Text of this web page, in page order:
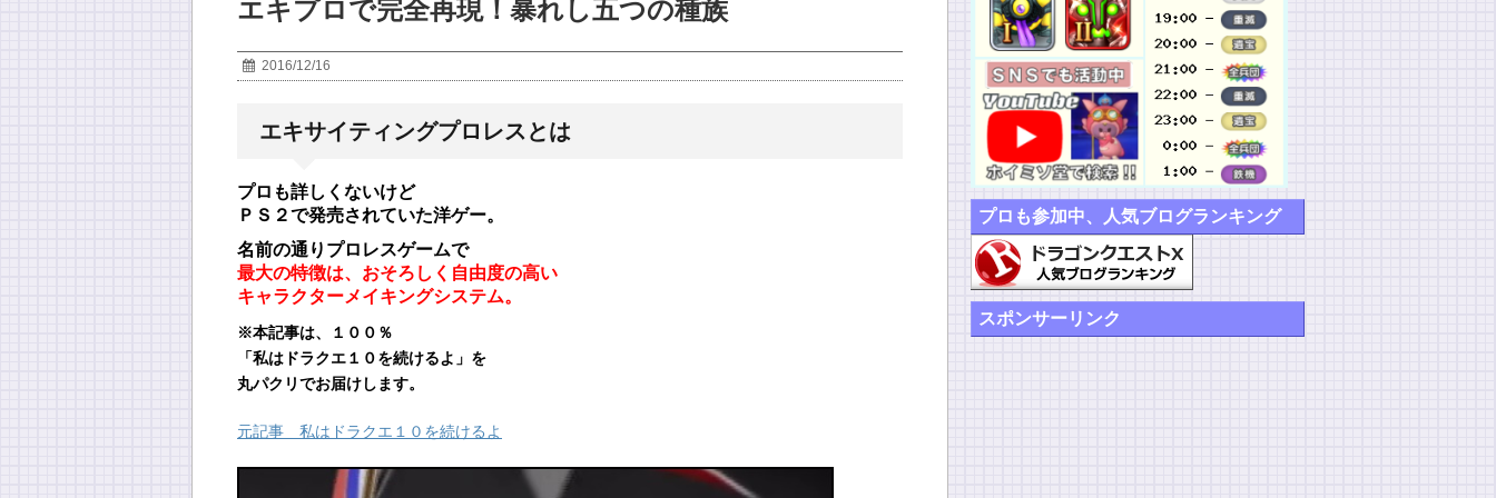
エキプロで完全再現！暴れし五つの種族
2016/12/16
エキサイティングプロレスとは
プロも詳しくないけど
ＰＳ２で発売されていた洋ゲー。
名前の通りプロレスゲームで
最大の特徴は、おそろしく自由度の高い
キャラクターメイキングシステム。
※本記事は、１００％
「私はドラクエ１０を続けるよ」を
丸パクリでお届けします。
元記事 私はドラクエ１０を続けるよ
プロも参加中、人気ブログランキング
スポンサーリンク